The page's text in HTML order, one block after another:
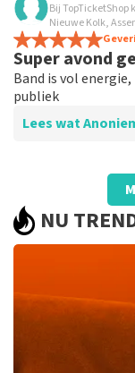
niet zoveel
zoals het hoort
Bij TopTicketShop
Nieuwe Kolk,
Super avond
Band is vol
publiek
Lees wat
Beoordeling van
Bij reservering
optreden, werd
tickets en info
NU